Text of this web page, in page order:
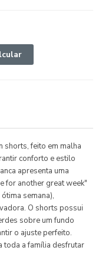
shorts, feito em malha
conforto e estilo
apresenta uma
for another great week"
semana),
O shorts possui
sobre um fundo
o ajuste perfeito.
toda a família desfrutar